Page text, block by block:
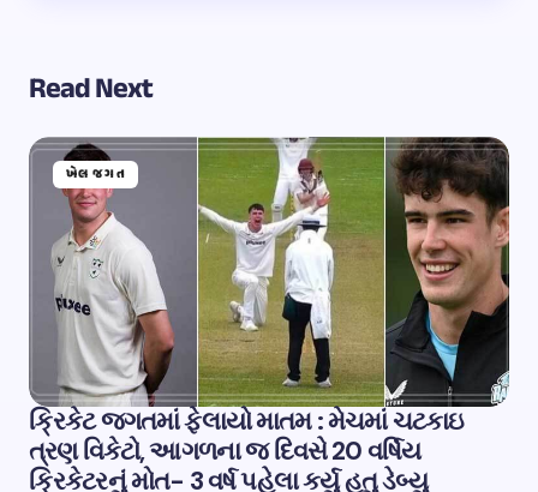
Read Next
ખેલ જગત
ક્રિકેટ જગતમાં ફેલાયો માતમ : મેચમાં ચટકાઇ
ત્રણ વિકેટો, આગળના જ દિવસે 20 વર્ષિય
ક્રિકેટરનું મોત- 3 વર્ષ પહેલા કર્યુ હતુ ડેબ્યુ